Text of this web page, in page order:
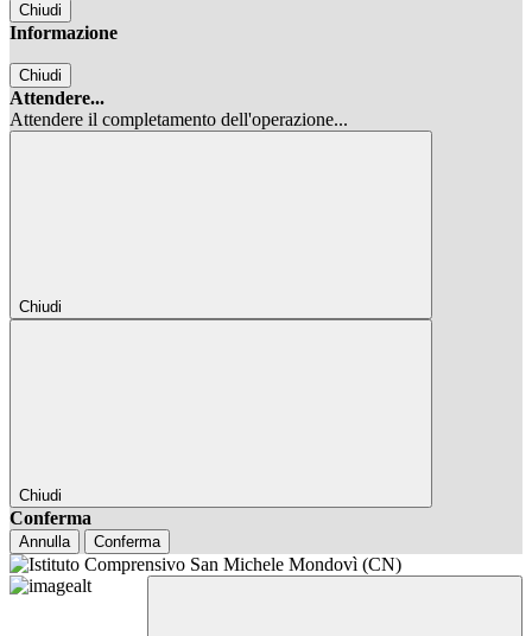
Chiudi
Informazione
Chiudi
Attendere...
Attendere il completamento dell'operazione...
Chiudi
Chiudi
Conferma
Annulla Conferma